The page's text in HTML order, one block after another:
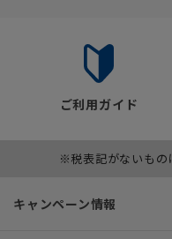
ご利用ガイド
※税表記がないもの
キャンペーン情報